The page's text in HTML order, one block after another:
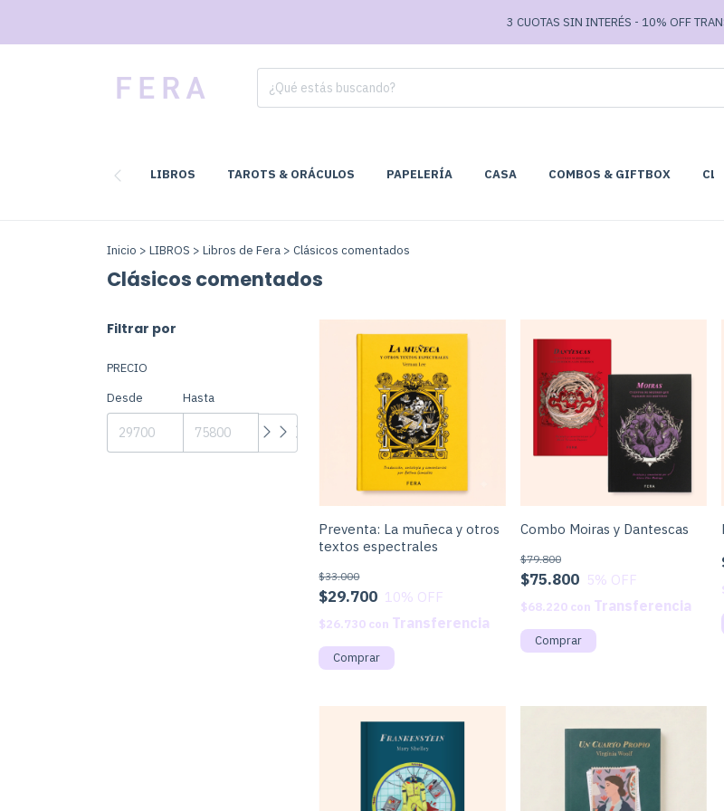
3 CUOTAS SIN INTERÉS - 10% OFF
LIBROS TAROTS & ORÁCULOS PAPELERÍA CASA COMBOS & GIFTBOX
Inicio > LIBROS > Libros de Fera > Clásicos comentados
Clásicos comentados
Filtrar por
PRECIO
Desde
Hasta
Preventa: La muñeca y otros
textos espectrales
$29.700
$33.000
10% OFF
$26.730 con
Combo Moiras y Dantescas
$75.800
$79.800
5% OFF
$68.220 con